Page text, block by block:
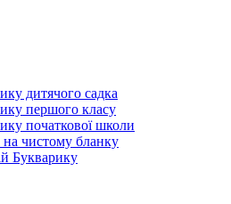
дитячого садка
першого класу
початкової школи
на чистому бланку
Букварику